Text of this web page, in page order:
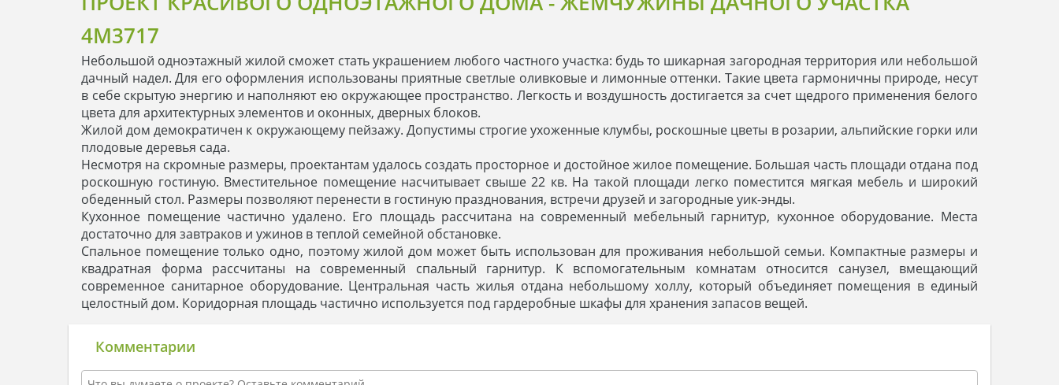
4M3717
Небольшой одноэтажный жилой сможет стать украшением любого частного участка: будь то шикарная загородная территория или небольшой
дачный надел. Для его оформления использованы приятные светлые оливковые и лимонные оттенки. Такие цвета гармоничны природе, несут
в себе скрытую энергию и наполняют ею окружающее пространство. Легкость и воздушность достигается за счет щедрого применения белого
цвета для архитектурных элементов и оконных, дверных блоков.
Жилой дом демократичен к окружающему пейзажу. Допустимы строгие ухоженные клумбы, роскошные цветы в розарии, альпийские горки или
плодовые деревья сада.
Несмотря на скромные размеры, проектантам удалось создать просторное и достойное жилое помещение. Большая часть площади отдана под
роскошную гостиную. Вместительное помещение насчитывает свыше 22 кв. На такой площади легко поместится мягкая мебель и широкий
обеденный стол. Размеры позволяют перенести в гостиную празднования, встречи друзей и загородные уик-энды.
Кухонное помещение частично удалено. Его площадь рассчитана на современный мебельный гарнитур, кухонное оборудование. Места
достаточно для завтраков и ужинов в теплой семейной обстановке.
Спальное помещение только одно, поэтому жилой дом может быть использован для проживания небольшой семьи. Компактные размеры и
квадратная форма рассчитаны на современный спальный гарнитур. К вспомогательным комнатам относится санузел, вмещающий
современное санитарное оборудование. Центральная часть жилья отдана небольшому холлу, который объединяет помещения в единый
целостный дом. Коридорная площадь частично используется под гардеробные шкафы для хранения запасов вещей.
Комментарии